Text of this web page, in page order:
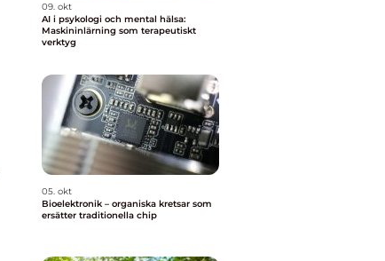
09. okt
AI i psykologi och mental hälsa:
Maskininlärning som terapeutiskt
verktyg
05. okt
Bioelektronik – organiska kretsar som
ersätter traditionella chip